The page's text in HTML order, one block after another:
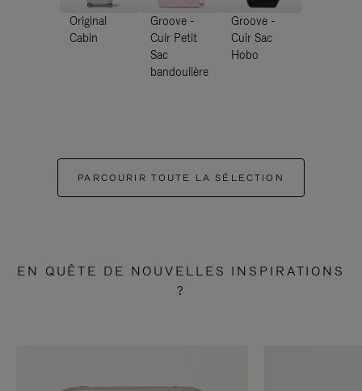
Original
Cabin
Groove -
Cuir Petit
Sac
bandoulière
Groove -
Cuir Sac
Hobo
PARCOURIR TOUTE LA SÉLECTION
EN QUÊTE DE NOUVELLES INSPIRATIONS
?